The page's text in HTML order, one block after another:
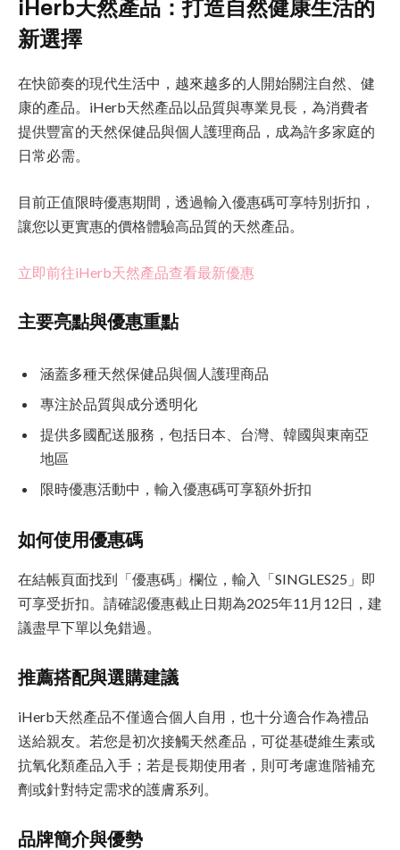
iHerb天然產品：打造自然健康生活的
新選擇
在快節奏的現代生活中，越來越多的人開始關注自然、健
康的產品。iHerb天然產品以品質與專業見長，為消費者
提供豐富的天然保健品與個人護理商品，成為許多家庭的
日常必需。
目前正值限時優惠期間，透過輸入優惠碼可享特別折扣，
讓您以更實惠的價格體驗高品質的天然產品。
立即前往iHerb天然產品查看最新優惠
主要亮點與優惠重點
涵蓋多種天然保健品與個人護理商品
專注於品質與成分透明化
提供多國配送服務，包括日本、台灣、韓國與東南亞
地區
限時優惠活動中，輸入優惠碼可享額外折扣
如何使用優惠碼
在結帳頁面找到「優惠碼」欄位，輸入「SINGLES25」即
可享受折扣。請確認優惠截止日期為2025年11月12日，建
議盡早下單以免錯過。
推薦搭配與選購建議
iHerb天然產品不僅適合個人自用，也十分適合作為禮品
送給親友。若您是初次接觸天然產品，可從基礎維生素或
抗氧化類產品入手；若是長期使用者，則可考慮進階補充
劑或針對特定需求的護膚系列。
品牌簡介與優勢